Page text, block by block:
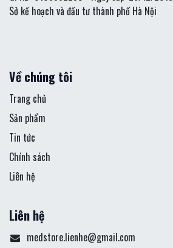
Sở kế hoạch và đầu tư thành phố Hà Nội
Về chúng tôi
Trang chủ
Sản phẩm
Tin tức
Chính sách
Liên hệ
Liên hệ
medstore.lienhe@gmail.com